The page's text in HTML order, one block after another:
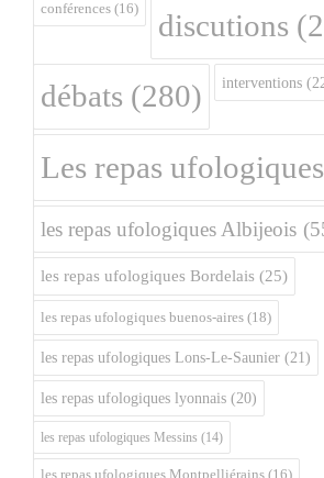
conférences (16) discutions
débats (280) interventions
Les repas ufologiques
les repas ufologiques Albijeois
les repas ufologiques Bordelais (25)
les repas ufologiques buenos-aires (18)
les repas ufologiques Lons-Le-Saunier (21)
les repas ufologiques lyonnais (20)
les repas ufologiques Messins (14)
les repas ufologiques Montpelliérains (16)